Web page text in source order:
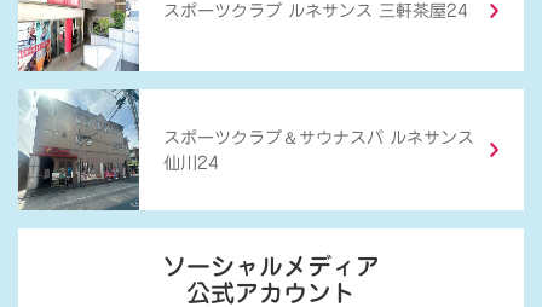
スポーツクラブ ルネサンス 三軒茶屋24
スポーツクラブ ＆ サウナスパ ルネサンス
仙川24
ソーシャルメディア
公式アカウント